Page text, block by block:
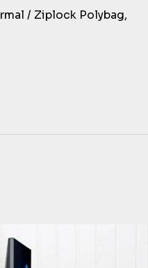
/ Ziplock Polybag,